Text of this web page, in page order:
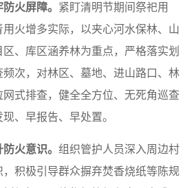
火屏障。 紧盯清明节期间祭祀用
火增多实际，以夹心河水保林、山
、库区涵养林为重点，严格落实划
次，对林区、墓地、进山路口、林
式排查，健全全方位、无死角巡查
、早报告、早处置。
火意识。 组织管护人员深入周边村
积极引导群众摒弃焚香烧纸等陈规